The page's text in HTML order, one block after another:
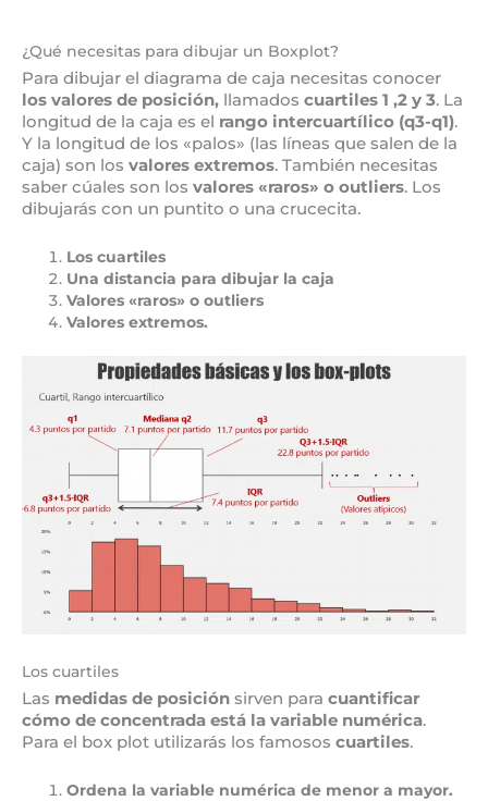
¿Qué necesitas para dibujar un Boxplot?
Para dibujar el diagrama de caja necesitas conocer
los valores de posición, llamados cuartiles 1 ,2 y 3. La
longitud de la caja es el rango intercuartílico (q3-q1).
Y la longitud de los «palos» (las líneas que salen de la
caja) son los valores extremos. También necesitas
saber cúales son los valores «raros» o outliers. Los
dibujarás con un puntito o una crucecita.
Los cuartiles
Una distancia para dibujar la caja
Valores «raros» o outliers
Valores extremos.
Los cuartiles
Las medidas de posición sirven para cuantificar
cómo de concentrada está la variable numérica.
Para el box plot utilizarás los famosos cuartiles.
Ordena la variable numérica de menor a mayor.